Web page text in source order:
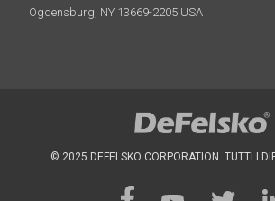
Ogdensburg, NY 13669-2205 USA
© 2025 DEFELSKO CORPORATION. TUTTI I